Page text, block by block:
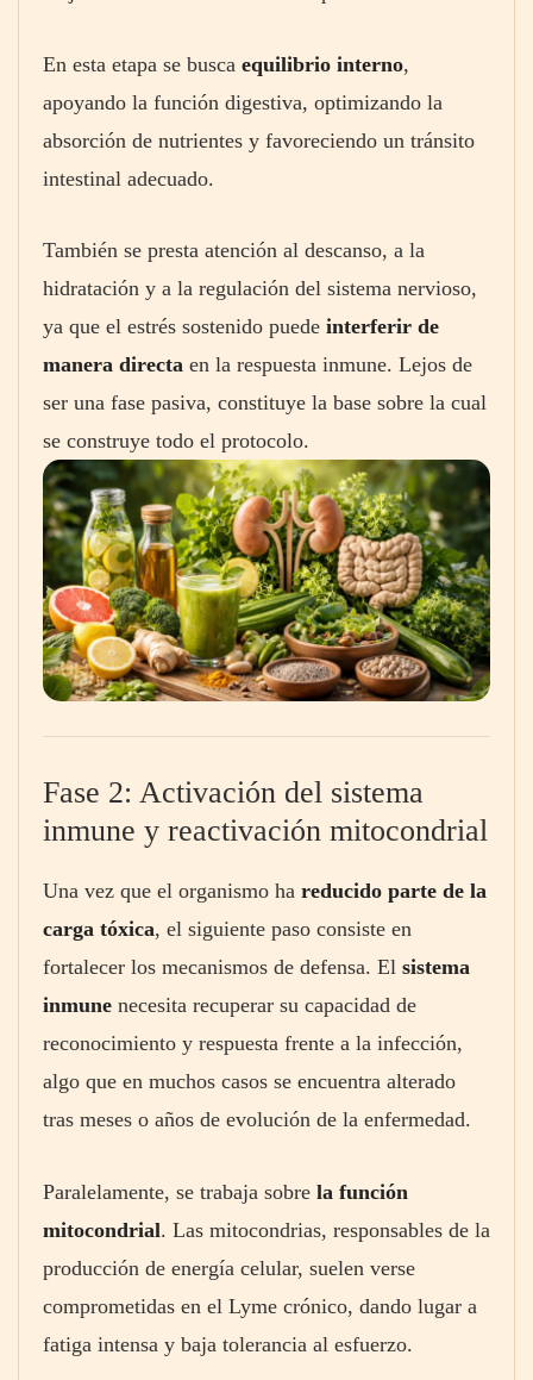
En esta etapa se busca equilibrio interno,
apoyando la función digestiva, optimizando la
absorción de nutrientes y favoreciendo un tránsito
intestinal adecuado.
También se presta atención al descanso, a la
hidratación y a la regulación del sistema nervioso,
ya que el estrés sostenido puede interferir de
manera directa en la respuesta inmune. Lejos de
ser una fase pasiva, constituye la base sobre la cual
se construye todo el protocolo.
Fase 2: Activación del sistema
inmune y reactivación mitocondrial
Una vez que el organismo ha reducido parte de la
carga tóxica, el siguiente paso consiste en
fortalecer los mecanismos de defensa. El sistema
inmune necesita recuperar su capacidad de
reconocimiento y respuesta frente a la infección,
algo que en muchos casos se encuentra alterado
tras meses o años de evolución de la enfermedad.
Paralelamente, se trabaja sobre la función
mitocondrial. Las mitocondrias, responsables de la
producción de energía celular, suelen verse
comprometidas en el Lyme crónico, dando lugar a
fatiga intensa y baja tolerancia al esfuerzo.